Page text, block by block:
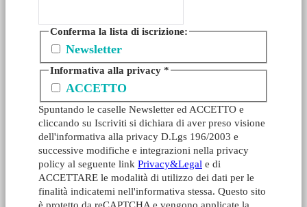
Conferma la lista di iscrizione:
Newsletter
Informativa alla privacy*
ACCETTO
Spuntando le caselle Newsletter ed ACCETTO e
cliccando su Iscriviti si dichiara di aver preso visione
dell'informativa alla privacy D.Lgs 196/2003 e
successive modifiche e integrazioni nella privacy
policy al seguente link Privacy&Legal e di
ACCETTARE le modalità di utilizzo dei dati per le
finalità indicatemi nell'informativa stessa. Questo sito
è protetto da reCAPTCHA e vengono applicate la